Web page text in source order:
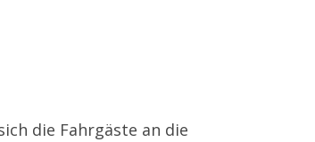
die Fahrgäste an die